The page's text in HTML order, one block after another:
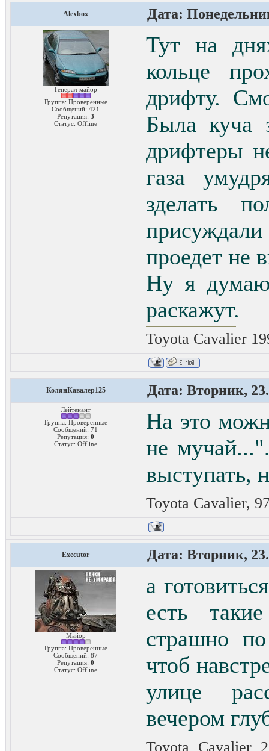
Alexbox Дата:
Генерал-майор
Группа: Проверенные
Сообщений: 421
Репутация: 3
Статус: Offline
Тут на
кольце
дрифту.
Была куча
дрифтеры
газа
зделать
проедет не
Ну я
раскажут.
Toyota Cavalier
КолянКавалер125 Дата: Вторник,
Лейтенант
Группа: Проверенные
Сообщений: 71
Репутация: 0
Статус: Offline
На это
не
выступать,
Toyota Cavalier,
Executor Дата: Вторник,
Майор
Группа: Проверенные
Сообщений: 87
Репутация: 0
Статус: Offline
а
есть
страшно
чтоб
улице
вечером
Toyota Cavalier